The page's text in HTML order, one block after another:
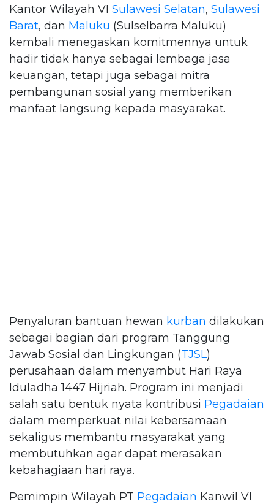
Kantor Wilayah VI Sulawesi Selatan, Sulawesi
Barat, dan Maluku (Sulselbarra Maluku)
kembali menegaskan komitmennya untuk
hadir tidak hanya sebagai lembaga jasa
keuangan, tetapi juga sebagai mitra
pembangunan sosial yang memberikan
manfaat langsung kepada masyarakat.
Penyaluran bantuan hewan kurban dilakukan
sebagai bagian dari program Tanggung
Jawab Sosial dan Lingkungan (TJSL)
perusahaan dalam menyambut Hari Raya
Iduladha 1447 Hijriah. Program ini menjadi
salah satu bentuk nyata kontribusi Pegadaian
dalam memperkuat nilai kebersamaan
sekaligus membantu masyarakat yang
membutuhkan agar dapat merasakan
kebahagiaan hari raya.
Pemimpin Wilayah PT Pegadaian Kanwil VI